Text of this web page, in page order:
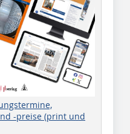
-preise (print und